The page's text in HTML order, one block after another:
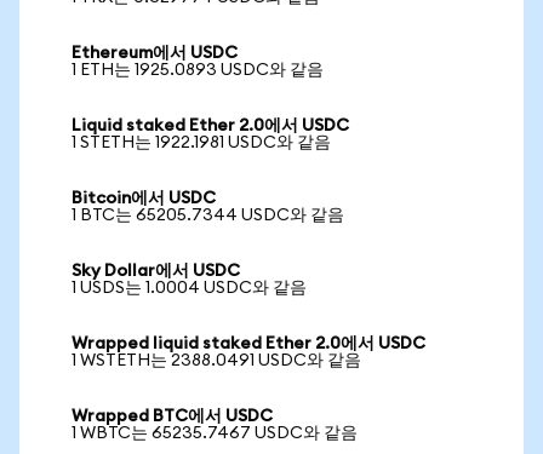
Ethereum에서 USDC
1 ETH는 1925.0893 USDC와 같음
Liquid staked Ether 2.0에서 USDC
1 STETH는 1922.1981 USDC와 같음
Bitcoin에서 USDC
1 BTC는 65205.7344 USDC와 같음
Sky Dollar에서 USDC
1 USDS는 1.0004 USDC와 같음
Wrapped liquid staked Ether 2.0에서 USDC
1 WSTETH는 2388.0491 USDC와 같음
Wrapped BTC에서 USDC
1 WBTC는 65235.7467 USDC와 같음